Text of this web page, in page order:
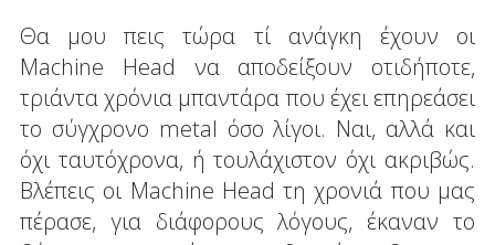
Θα μου πεις τώρα τί ανάγκη έχουν οι
Machine Head να αποδείξουν οτιδήποτε,
τριάντα χρόνια μπαντάρα που έχει επηρεάσει
το σύγχρονο metal όσο λίγοι. Ναι, αλλά και
όχι ταυτόχρονα, ή τουλάχιστον όχι ακριβώς.
Βλέπεις οι Machine Head τη χρονιά που μας
πέρασε, για διάφορους λόγους, έκαναν το